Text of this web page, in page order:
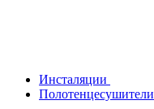
Инсталяции
Полотенцесушители